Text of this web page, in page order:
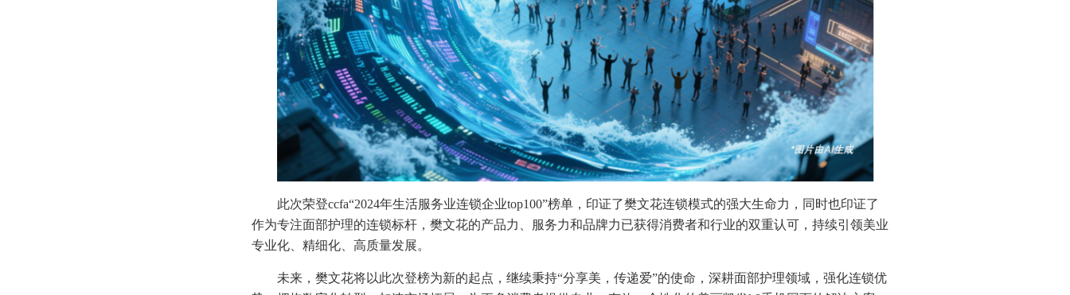
此次荣登ccfa“2024年生活服务业连锁企业top100”榜单，印证了樊文花连锁模式的强大生命力，同时也印证了
作为专注面部护理的连锁标杆，樊文花的产品力、服务力和品牌力已获得消费者和行业的双重认可，持续引领美业
专业化、精细化、高质量发展。
未来，樊文花将以此次登榜为新的起点，继续秉持“分享美，传递爱”的使命，深耕面部护理领域，强化连锁优